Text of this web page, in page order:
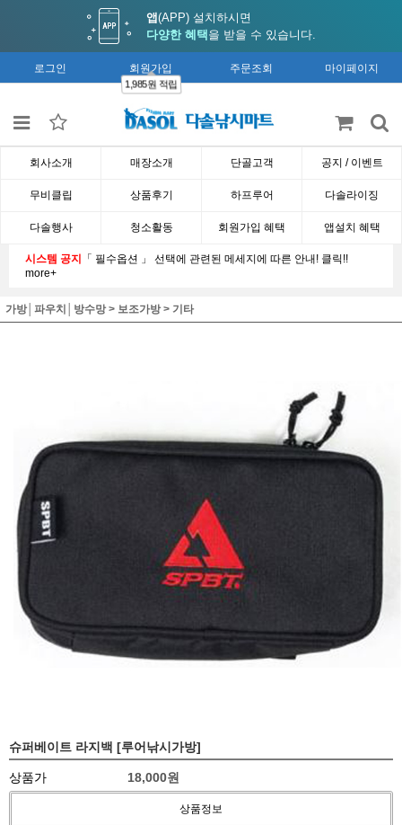
앱(APP) 설치하시면
다양한 혜택 을 받을 수 있습니다.
로그인 회원가입
1,985원 적립
주문조회 마이페이지
회사소개 매장소개 단골고객 공지 / 이벤트
무비클립 상품후기 하프루어 다솔라이징
다솔행사 청소활동 회원가입 혜택 앱설치 혜택
시스템 공지 「 필수옵션 」 선택에 관련된 메세지에 따른 안내! 클릭!!
more+
가방│파우치│방수망> 보조가방> 기타
슈퍼베이트 라지백 [루어낚시가방]
상품가 18,000원
상품정보